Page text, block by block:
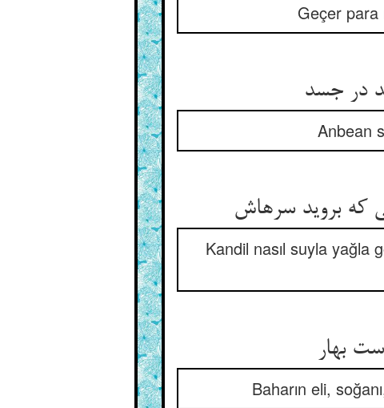
Geçer para
Anbean
Kandil nasıl suyla yağla
Baharın eli,